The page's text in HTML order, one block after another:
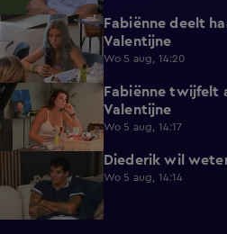
0:29
Fabiënne deelt
Valentijne
Wo 5 aug, 14:20
0:58
Fabiënne twijfelt
Valentijne
Wo 5 aug, 14:17
Diederik wil
Wo 5 aug, 14:14